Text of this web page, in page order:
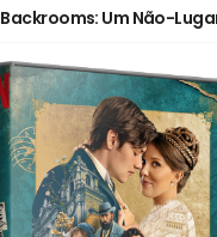
Backrooms: Um Não-